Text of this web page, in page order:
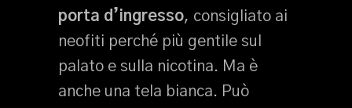
porta d’ingresso, consigliato ai
neofiti perché più gentile sul
palato e sulla nicotina. Ma è
anche una tela bianca. Può